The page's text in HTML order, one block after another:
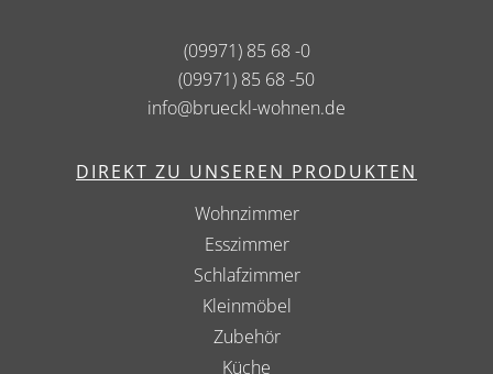
(09971) 85 68 -0
(09971) 85 68 -50
info@brueckl-wohnen.de
DIREKT ZU UNSEREN PRODUKTEN
Wohnzimmer
Esszimmer
Schlafzimmer
Kleinmöbel
Zubehör
Küche